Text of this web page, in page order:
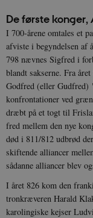
De første
I 700-årene omtales et
afviste i begyndelsen af
798 nævnes Sigfred i
blandt sakserne. Fra
Godfred (eller Gudfred)
konfrontationer ved
dræbt på et togt til
fred mellem den nye
død i 811/812 udbrød
skiftende alliancer
sådanne alliancer blev
I året 826 kom den
tronkræveren Harald
karolingiske kejser